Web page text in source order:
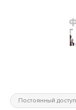
Постоянный доступ